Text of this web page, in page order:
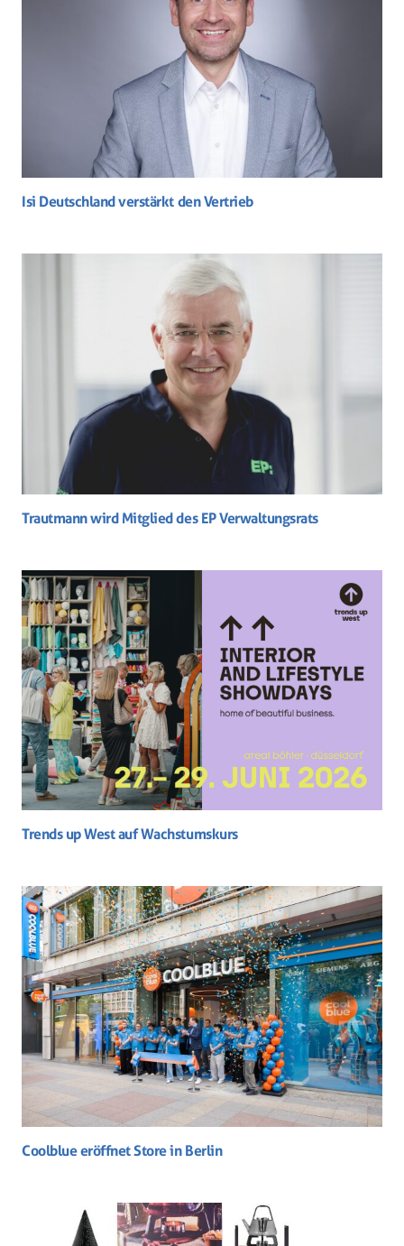
Isi Deutschland verstärkt den Vertrieb
Trautmann wird Mitglied des EP Verwaltungsrats
Trends up West auf Wachstumskurs
Coolblue eröffnet Store in Berlin